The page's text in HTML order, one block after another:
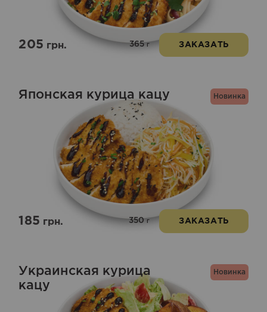
205грн. 365 г ЗАКАЗАТЬ
Новинка
Японская курица кацу
185грн. 350 г ЗАКАЗАТЬ
Новинка
Украинская курица
кацу